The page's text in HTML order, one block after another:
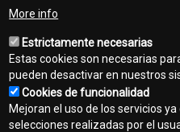
Las especificaciones se basan
momento de la publicación. Las
cambios sin previo aviso. La
puede ser distinta a la imagen.
disponibles en todos los países.
template-
More info
Estrictamente necesarias
Estas cookies son necesarias
pueden desactivar en nuestros
Cookies de funcionalidad
Mejoran el uso de los servicios
selecciones realizadas por el